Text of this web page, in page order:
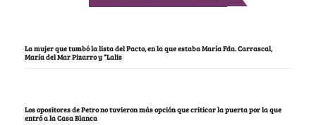
La mujer que tumbó la lista del Pacto, en la que estaba María Fda. Carrascal,
María del Mar Pizarro y “Lalis
Los opositores de Petro no tuvieron más opción que criticar la puerta por la que
entró a la Casa Blanca